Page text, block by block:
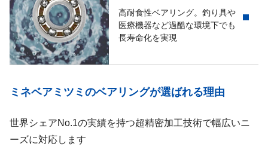
高耐食性ベアリング。釣り具や
医療機器など過酷な環境下でも
長寿命化を実現
ミネベアミツミのベアリングが選ばれる理由
世界シェアNo.1の実績を持つ超精密加工技術で幅広いニ
ーズに対応します